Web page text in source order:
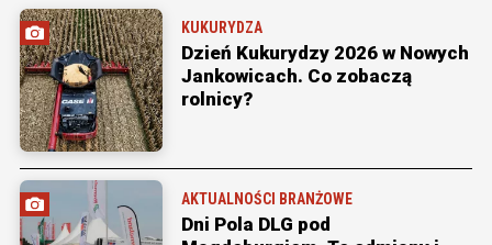
KUKURYDZA
Dzień Kukurydzy 2026 w Nowych
Jankowicach. Co zobaczą
rolnicy?
AKTUALNOŚCI BRANŻOWE
Dni Pola DLG pod